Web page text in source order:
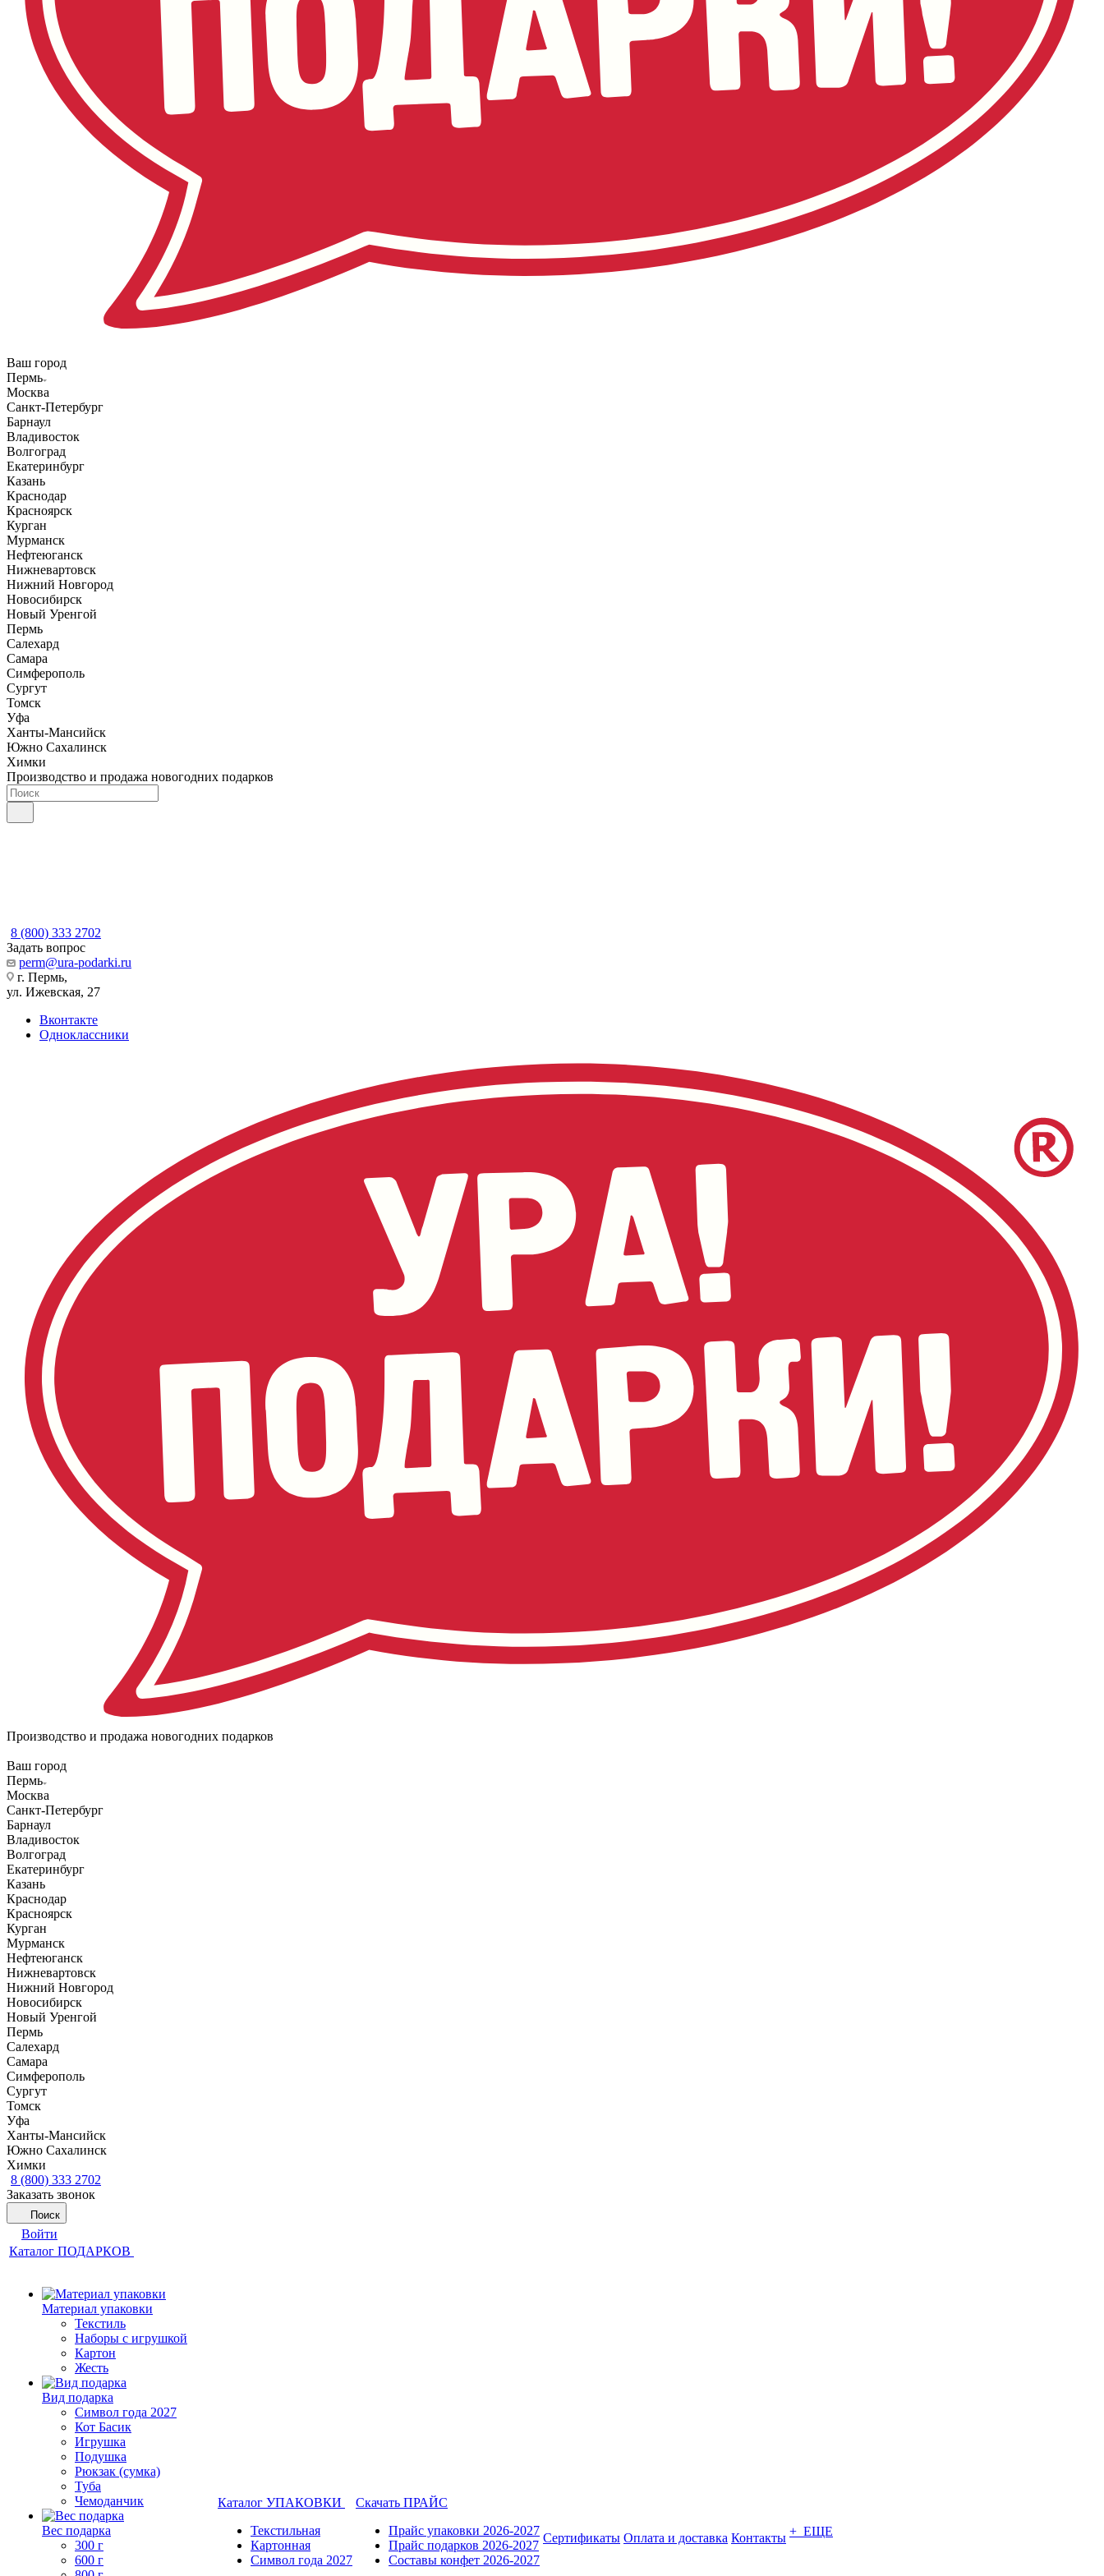
Ваш город
Пермь
Москва
Санкт-Петербург
Барнаул
Владивосток
Волгоград
Екатеринбург
Казань
Краснодар
Красноярск
Курган
Мурманск
Нефтеюганск
Нижневартовск
Нижний Новгород
Новосибирск
Новый Уренгой
Пермь
Салехард
Самара
Симферополь
Сургут
Томск
Уфа
Ханты-Мансийск
Южно Сахалинск
Химки
Производство и продажа новогодних подарков
8 (800) 333 2702
Задать вопрос
perm@ura-podarki.ru
г. Пермь,
ул. Ижевская, 27
Вконтакте
Одноклассники
Производство и продажа новогодних подарков
Ваш город
Пермь
Москва
Санкт-Петербург
Барнаул
Владивосток
Волгоград
Екатеринбург
Казань
Краснодар
Красноярск
Курган
Мурманск
Нефтеюганск
Нижневартовск
Нижний Новгород
Новосибирск
Новый Уренгой
Пермь
Салехард
Самара
Симферополь
Сургут
Томск
Уфа
Ханты-Мансийск
Южно Сахалинск
Химки
8 (800) 333 2702
Заказать звонок
Поиск
Войти
Каталог ПОДАРКОВ
Материал упаковки
Текстиль
Наборы с игрушкой
Картон
Жесть
Вид подарка
Символ года 2027
Кот Басик
Игрушка
Подушка
Рюкзак (сумка)
Туба
Чемоданчик
Вес подарка
300 г
600 г
Каталог УПАКОВКИ
Текстильная
Картонная
Символ года 2027
Скачать ПРАЙС
Прайс упаковки 2026-2027
Прайс подарков 2026-2027
Составы конфет 2026-2027
Сертификаты Оплата и доставка Контакты + ЕЩЕ